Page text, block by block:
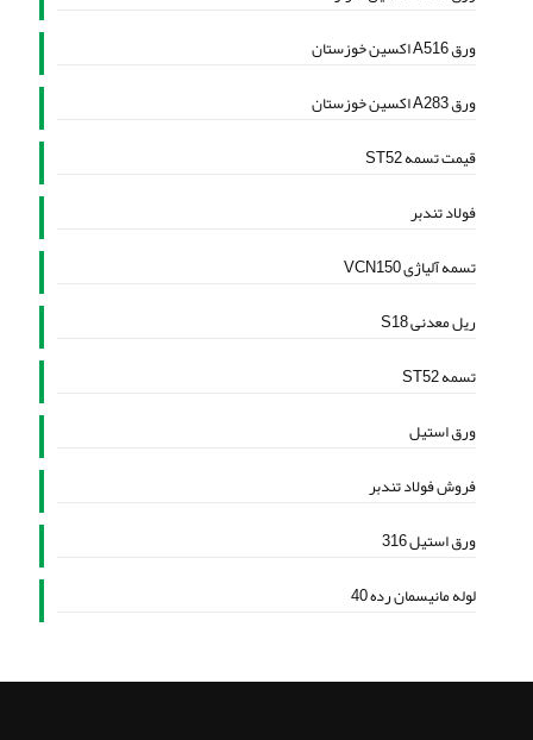
ورق A516 اکسین خوزستان
ورق A283 اکسین خوزستان
قیمت تسمه ST52
فولاد تندبر
تسمه آلیاژی VCN150
ریل معدنی S18
تسمه ST52
ورق استیل
فروش فولاد تندبر
ورق استیل 316
لوله مانیسمان رده 40